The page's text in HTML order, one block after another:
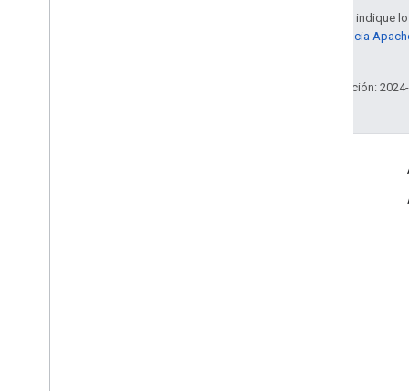
A menos que se indique
licencia
Última actualización: